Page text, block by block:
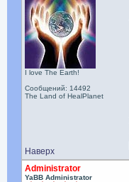
I love The Earth!
Сообщений: 14492
The Land of HealPlanet
Наверх
Administrator
YaBB Administrator